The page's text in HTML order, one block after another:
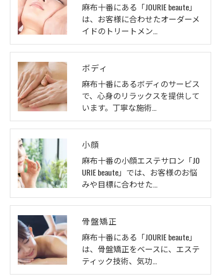
麻布十番にある「JOURIE beaute」
は、お客様に合わせたオーダーメ
イドのトリートメン…
ボディ
麻布十番にあるボディのサービス
で、心身のリラックスを提供して
います。丁寧な施術…
小顔
麻布十番の小顔エステサロン「JO
URIE beaute」では、お客様のお悩
みや目標に合わせた…
骨盤矯正
麻布十番にある「JOURIE beaute」
は、骨盤矯正をベースに、エステ
ティック技術、気功…